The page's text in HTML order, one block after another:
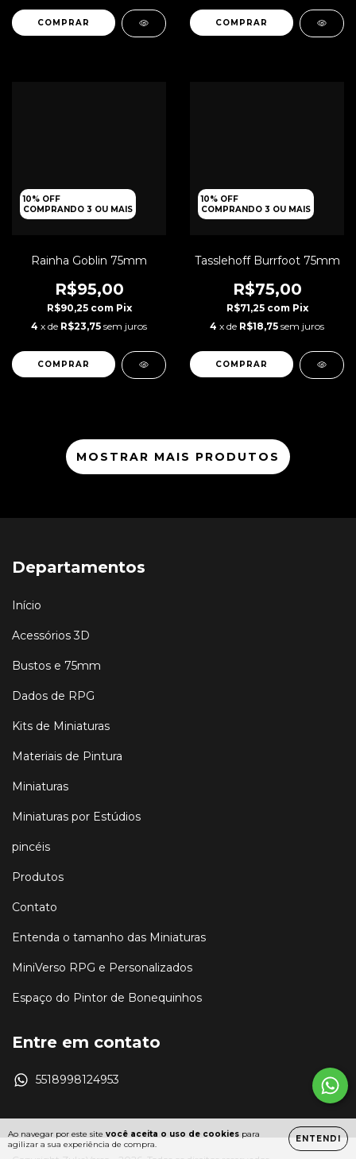
Ao navegar por este site você aceita o uso de cookies para
agilizar a sua experiência de compra.
ENTENDI
10% OFF
COMPRANDO 3 OU MAIS
Rainha Goblin 75mm
R$95,00
R$90,25 com Pix
4 x de R$23,75 sem juros
10% OFF
COMPRANDO 3 OU MAIS
Tasslehoff Burrfoot 75mm
R$75,00
R$71,25 com Pix
4 x de R$18,75 sem juros
MOSTRAR MAIS PRODUTOS
Departamentos
Início
Acessórios 3D
Bustos e 75mm
Dados de RPG
Kits de Miniaturas
Materiais de Pintura
Miniaturas
Miniaturas por Estúdios
pincéis
Produtos
Contato
Entenda o tamanho das Miniaturas
MiniVerso RPG e Personalizados
Espaço do Pintor de Bonequinhos
Entre em contato
5518998124953